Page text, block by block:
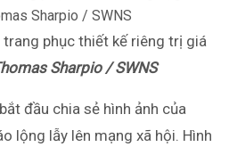
phục thiết kế riêng trị giá
Sharpio / SWNS
đầu chia sẻ hình ảnh của
lộng lẫy lên mạng xã hội. Hình